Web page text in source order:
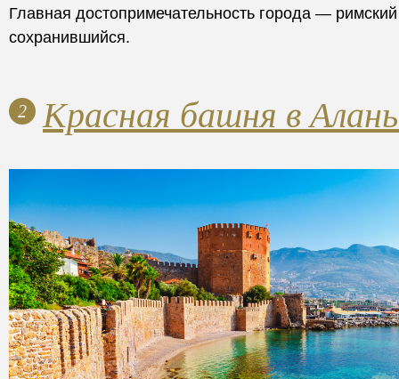
Главная достопримечательность города —
сохранившийся.
2 Красная башня в